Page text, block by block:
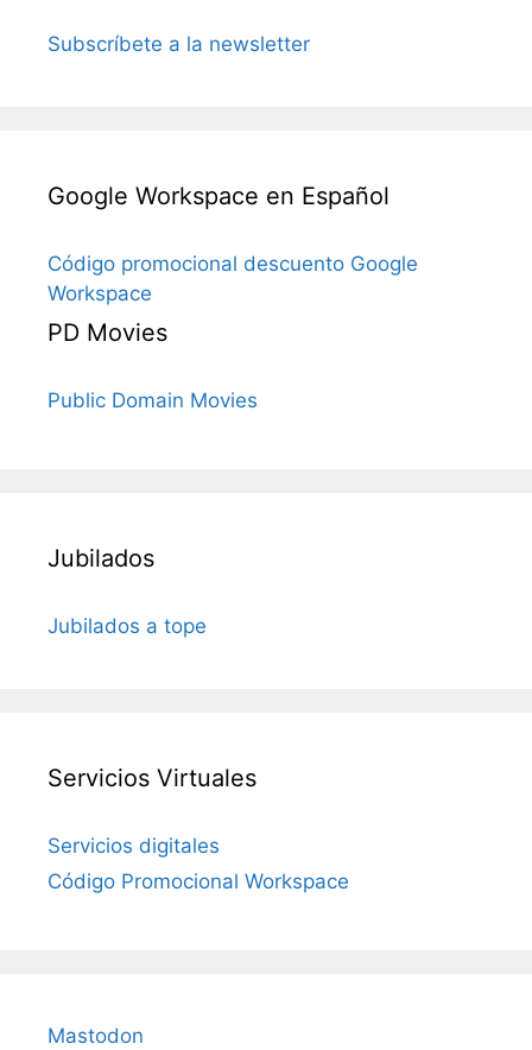
Subscríbete a la newsletter
Google Workspace en Español
Código promocional descuento Google
Workspace
PD Movies
Public Domain Movies
Jubilados
Jubilados a tope
Servicios Virtuales
Servicios digitales
Código Promocional Workspace
Mastodon